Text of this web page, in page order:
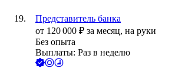
Представитель банка
от 120 000 ₽ за месяц, на руки
Без опыта
Выплаты: Раз в неделю